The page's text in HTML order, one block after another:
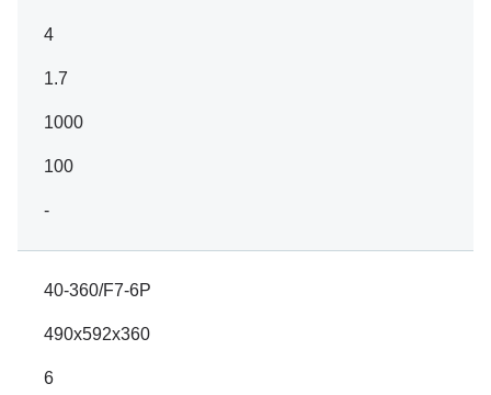
4
1.7
1000
100
-
40-360/F7-6P
490x592x360
6